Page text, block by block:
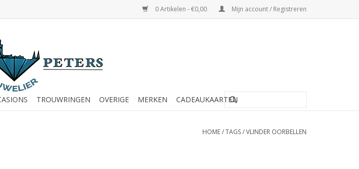
0 Artikelen - €0,00 Mijn account / Registreren
TROUWRINGEN OVERIGE MERKEN CADEAUKAARTEN
HOME/TAGS/VLINDER OORBELLEN